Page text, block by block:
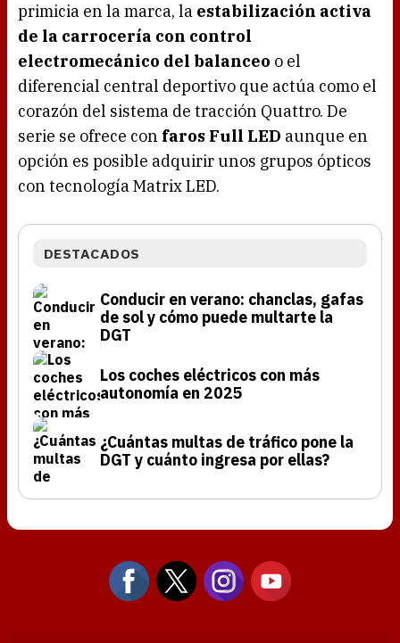
primicia en la marca, la estabilización activa
de la carrocería con control
electromecánico del balanceo o el
diferencial central deportivo que actúa como el
corazón del sistema de tracción Quattro. De
serie se ofrece con faros Full LED aunque en
opción es posible adquirir unos grupos ópticos
con tecnología Matrix LED.
DESTACADOS
Conducir en verano: chanclas, gafas
de sol y cómo puede multarte la
DGT
Los coches eléctricos con más
autonomía en 2025
¿Cuántas multas de tráfico pone la
DGT y cuánto ingresa por ellas?